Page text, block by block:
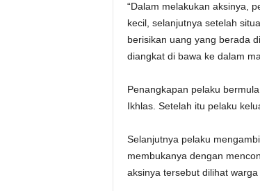
“Dalam melakukan aksinya,
kecil, selanjutnya setelah
berisikan uang yang berada
diangkat di bawa ke dalam
Penangkapan pelaku
Ikhlas. Setelah itu pelaku
Selanjutnya pelaku
membukanya dengan
aksinya tersebut dilihat